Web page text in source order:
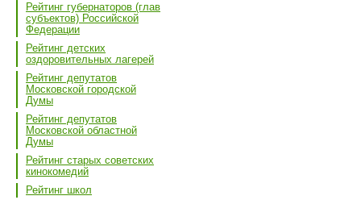
Рейтинг губернаторов (глав
субъектов) Российской
Федерации
Рейтинг детских
оздоровительных лагерей
Рейтинг депутатов
Московской городской
Думы
Рейтинг депутатов
Московской областной
Думы
Рейтинг старых советских
кинокомедий
Рейтинг школ